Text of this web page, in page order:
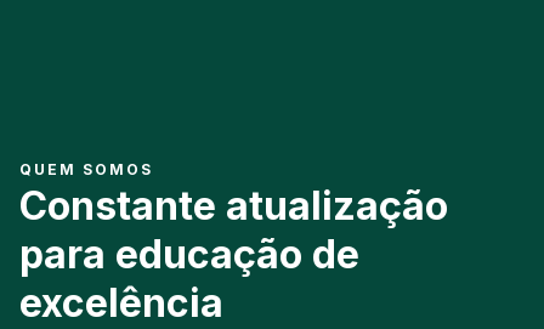
QUEM SOMOS
Constante atualização
para educação de
excelência